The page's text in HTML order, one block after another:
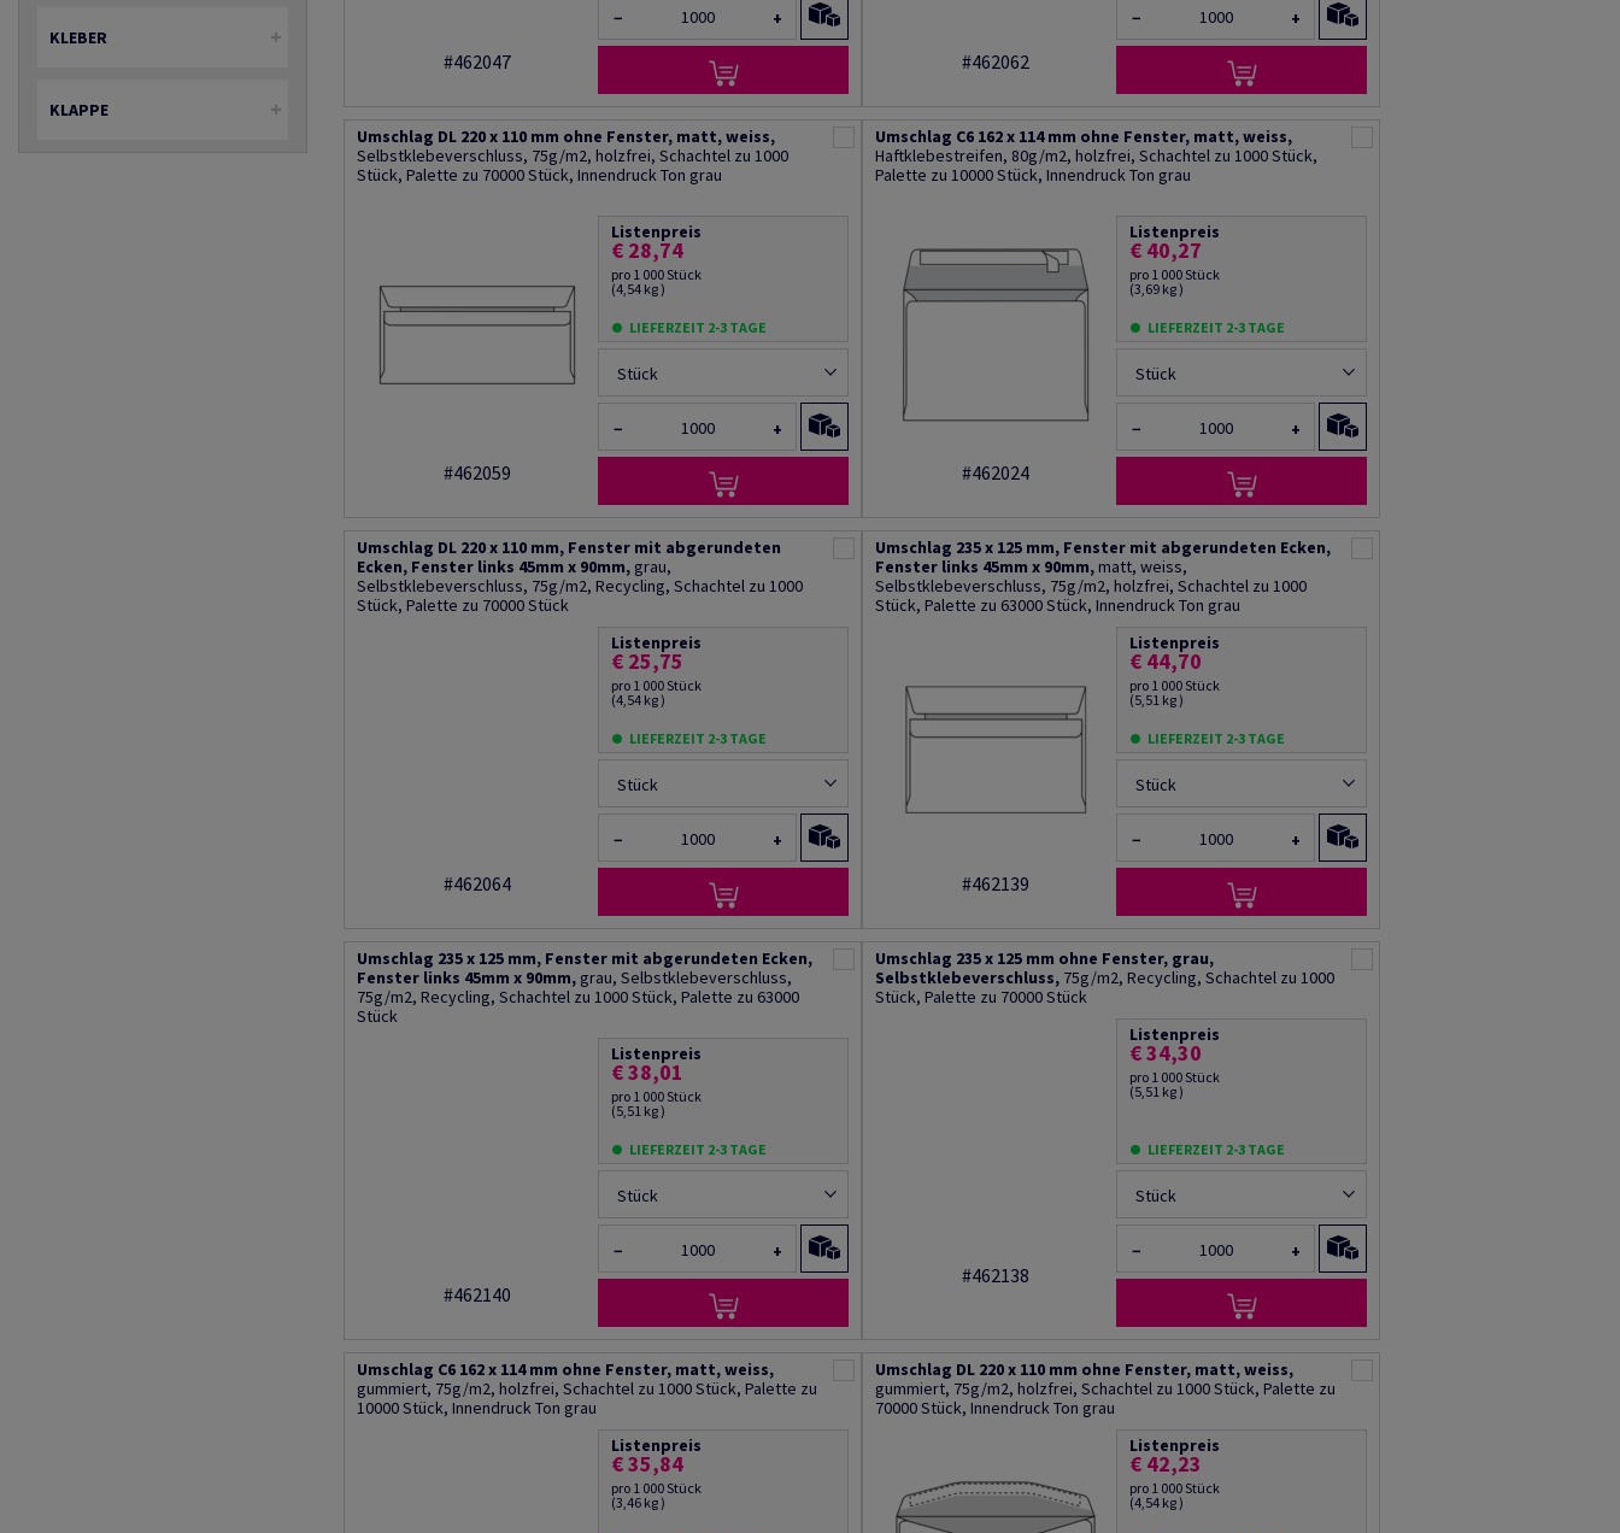
KLEBER
KLAPPE
#462047
− +
#462062
− +
Umschlag DL 220 x 110 mm ohne Fenster, matt, weiss,
Selbstklebeverschluss, 75g/m2, holzfrei, Schachtel zu 1000
Stück, Palette zu 70000 Stück, Innendruck Ton grau
#462059
Listenpreis
€ 28,74
pro 1 000 Stück
(4,54 kg )
LIEFERZEIT 2-3 TAGE
Stück
− +
Umschlag C6 162 x 114 mm ohne Fenster, matt, weiss,
Haftklebestreifen, 80g/m2, holzfrei, Schachtel zu 1000 Stück,
Palette zu 10000 Stück, Innendruck Ton grau
#462024
Listenpreis
€ 40,27
pro 1 000 Stück
(3,69 kg )
LIEFERZEIT 2-3 TAGE
Stück
− +
Umschlag DL 220 x 110 mm, Fenster mit abgerundeten
Ecken, Fenster links 45mm x 90mm, grau,
Selbstklebeverschluss, 75g/m2, Recycling, Schachtel zu 1000
Stück, Palette zu 70000 Stück
#462064
Listenpreis
€ 25,75
pro 1 000 Stück
(4,54 kg )
LIEFERZEIT 2-3 TAGE
Stück
− +
Umschlag 235 x 125 mm, Fenster mit abgerundeten Ecken,
Fenster links 45mm x 90mm,matt, weiss,
Selbstklebeverschluss, 75g/m2, holzfrei, Schachtel zu 1000
Stück, Palette zu 63000 Stück, Innendruck Ton grau
#462139
Listenpreis
€ 44,70
pro 1 000 Stück
(5,51 kg )
LIEFERZEIT 2-3 TAGE
Stück
− +
Umschlag 235 x 125 mm, Fenster mit abgerundeten Ecken,
Fenster links 45mm x 90mm, grau, Selbstklebeverschluss,
75g/m2, Recycling, Schachtel zu 1000 Stück, Palette zu 63000
Stück
#462140
Listenpreis
€ 38,01
pro 1 000 Stück
(5,51 kg )
LIEFERZEIT 2-3 TAGE
Stück
− +
Umschlag 235 x 125 mm ohne Fenster, grau,
Selbstklebeverschluss, 75g/m2, Recycling, Schachtel zu 1000
Stück, Palette zu 70000 Stück
#462138
Listenpreis
€ 34,30
pro 1 000 Stück
(5,51 kg )
LIEFERZEIT 2-3 TAGE
Stück
− +
Umschlag C6 162 x 114 mm ohne Fenster, matt, weiss,
gummiert, 75g/m2, holzfrei, Schachtel zu 1000 Stück, Palette zu
10000 Stück, Innendruck Ton grau
Listenpreis
€ 35,84
pro 1 000 Stück
(3,46 kg )
Umschlag DL 220 x 110 mm ohne Fenster, matt, weiss,
gummiert, 75g/m2, holzfrei, Schachtel zu 1000 Stück, Palette zu
70000 Stück, Innendruck Ton grau
Listenpreis
€ 42,23
pro 1 000 Stück
(4,54 kg )